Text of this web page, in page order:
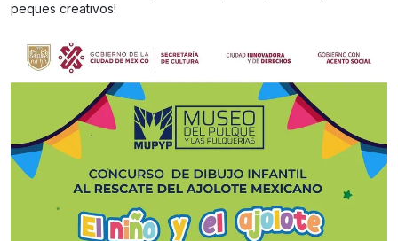
peques creativos!